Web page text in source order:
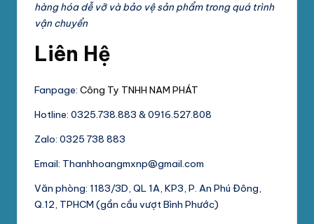
hàng hóa dễ vỡ và bảo vệ sản phẩm trong quá trình
vận chuyển​
Liên Hệ
Fanpage: Công Ty TNHH NAM PHÁT
Hotline: 0325.738.883 & 0916.527.808
Zalo: 0325 738 883
Email: Thanhhoangmxnp@gmail.com
Văn phòng: 1183/3D, QL 1A, KP3, P. An Phú Đông,
Q.12, TPHCM (gần cầu vượt Bình Phước)